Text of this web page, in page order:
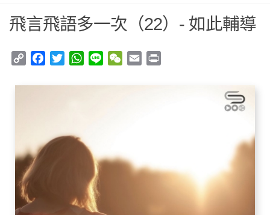
飛言飛語多一次（22）- 如此輔導
Copy
Facebook
TwitterWhatsApp
Line WeChat
Email